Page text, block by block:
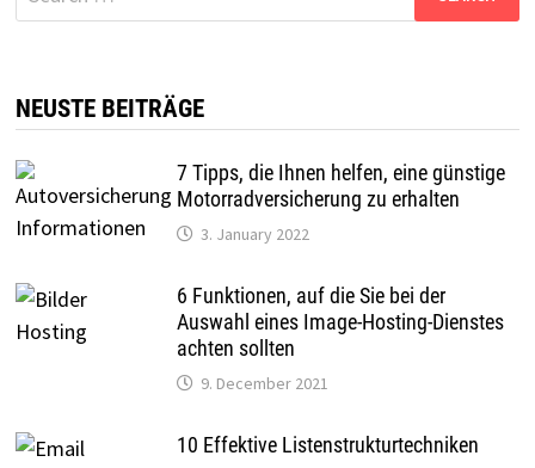
for:
NEUSTE BEITRÄGE
7 Tipps, die Ihnen helfen, eine günstige
Motorradversicherung zu erhalten
3. January 2022
6 Funktionen, auf die Sie bei der
Auswahl eines Image-Hosting-Dienstes
achten sollten
9. December 2021
10 Effektive Listenstrukturtechniken